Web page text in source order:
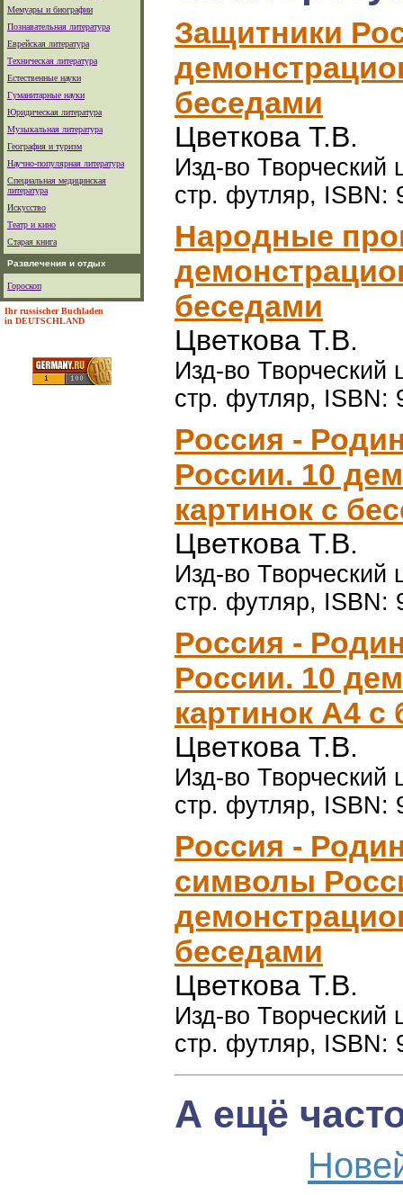
Мемуары и биографии
Познавательная литература
Еврейская литература
Техническая литература
Естественные науки
Гуманитарные науки
Юридическая литература
Музыкальная литература
География и туризм
Научно-популярная литература
Специальная медицинская
литература
Искусство
Театр и кино
Старая книга
Развлечения и отдых
Гороскоп
Ihr russischer Buchladen
in DEUTSCHLAND
Защитники
беседами
Цветкова Т.В.
Изд-во Творческий
стр. футляр, ISBN:
Народные
беседами
Цветкова Т.В.
Изд-во Творческий
стр. футляр, ISBN:
Россия -
России. 10
картинок с
Цветкова Т.В.
Изд-во Творческий
стр. футляр, ISBN:
Россия -
России. 10
картинок А4 с
Цветкова Т.В.
Изд-во Творческий
стр. футляр, ISBN:
Россия -
символы
беседами
Цветкова Т.В.
Изд-во Творческий
стр. футляр, ISBN:
А ещё